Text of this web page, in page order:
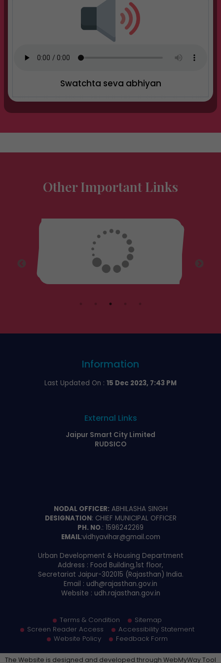
Swatchta seva abhiyan
Other Important Links
Last Updated On :15 Dec 2023, 7:43 PM
External Links
NODAL OFFICER:ABHILASHA SINGH
PH. NO.: 1596242269
EMAIL:vidhyavihar@gmail.com
Urban Development & Housing Department
Address : Food Building,1st floor,
Website : udh.rajasthan.gov.in
Terms & Condition
Sitemap
Screen Reader Access
Accessibility Statement